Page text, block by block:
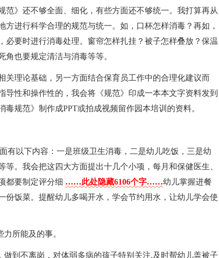
范》还不够全面、细化，有些方面还不够统一。我打算再从
进行科学合理的规范与统一。如，口杯怎样消毒？再如，
必要时进行消毒处理。窗帘怎样扎挂？被子怎样叠放？保温
也要规定清洁与消毒等等。
关理论基础，另一方面结合保育员工作中的合理化建议而
导性和操作性的，我会将《规范》印成一本本文字资料发到
规范》制作成PPT或拍成视频留作园本培训的资料。
有以下内容：一是班级卫生消毒，二是幼儿吃饭，三是幼
等。我会把这四大方面提出十几个小项，每月和保健医生、
都要制定评分细 ……此处隐藏6106个字……幼儿掌握进餐
份饭菜。提醒幼儿多喝开水，学会节约用水，让幼儿学会使
所能及的事。
到不离岗，对体弱多病的孩子特别关注,及时帮幼儿盖被子